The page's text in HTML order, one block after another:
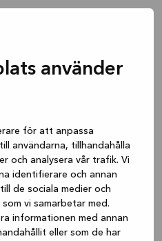
använder
för att anpassa
användarna, tillhandahålla
och analysera vår trafik. Vi
identifierare och annan
de sociala medier och
vi samarbetar med.
informationen med annan
eller som de har